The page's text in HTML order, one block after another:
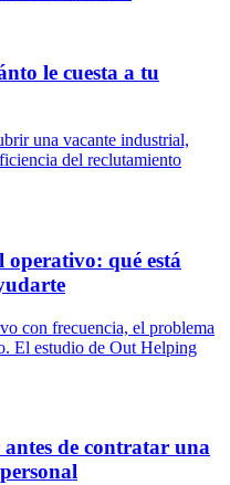
le cuesta a tu
una vacante industrial,
del reclutamiento
qué está
con frecuencia, el problema
El estudio de Out Helping
antes de contratar una